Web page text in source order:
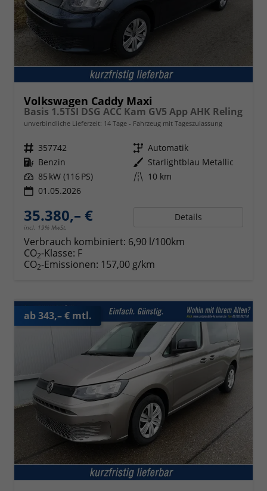
Volkswagen Caddy Maxi
Basis 1.5TSI DSG ACC Kam GV5 App AHK Reling
unverbindliche Lieferzeit: 14 Tage Fahrzeug mit Tageszulassung
Fahrzeugnr. 357742 Getriebe Automatik
Kraftstoff Benzin Außenfarbe Starlightblau Metallic
Leistung 85 kW (116 PS) Kilometerstand 10 km
01.05.2026
35.380,– €
incl. 19% MwSt.
Details
Verbrauch kombiniert: 6,90 l/100km
CO2-Klasse: F
CO2-Emissionen: 157,00 g/km
ab 343,– € mtl.